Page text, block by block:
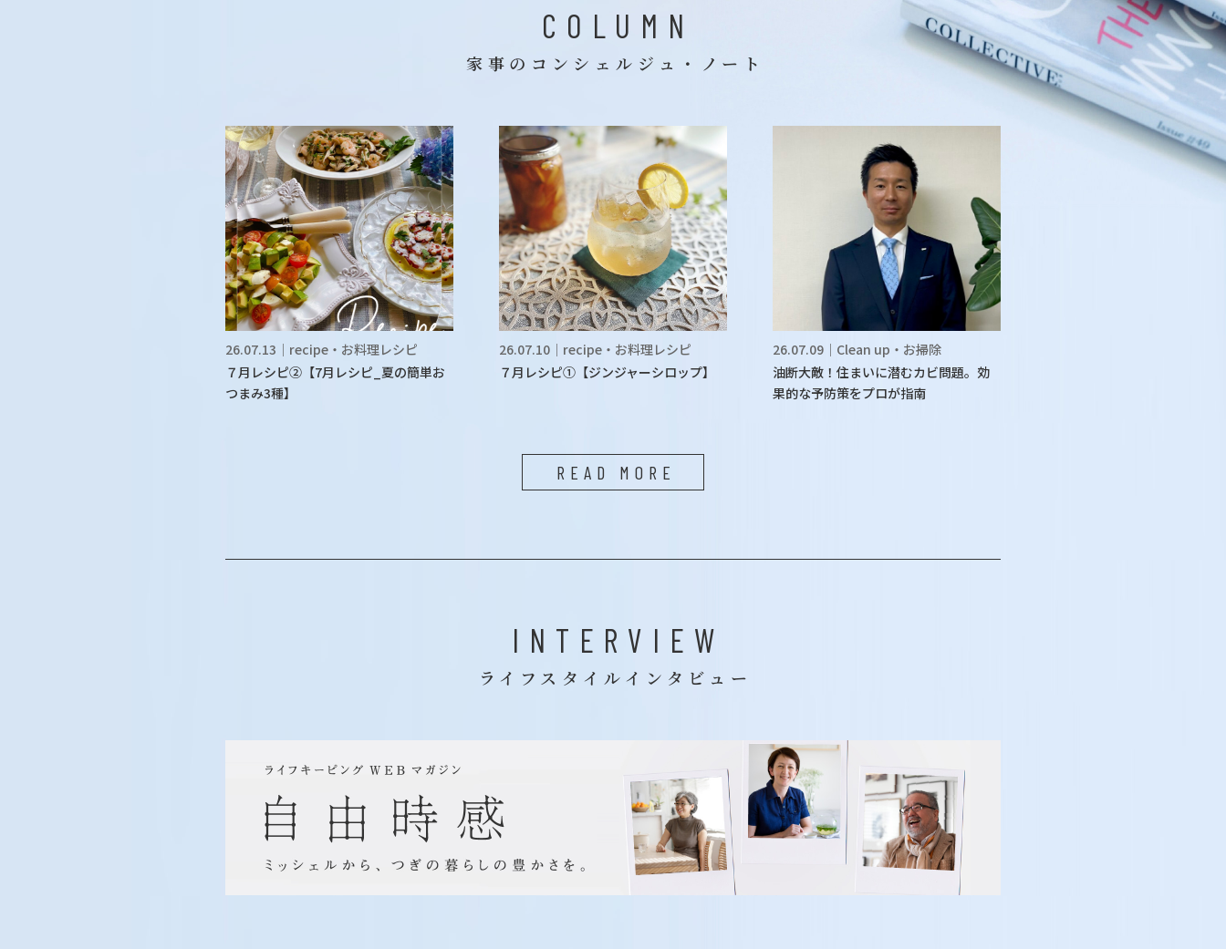
COLUMN
家事のコンシェルジュ・ノート
26.07.13｜recipe・お料理レシピ
７月レシピ②【7月レシピ_夏の簡単お
つまみ3種】
26.07.10｜recipe・お料理レシピ
７月レシピ①【ジンジャーシロップ】
26.07.09｜Clean up・お掃除
油断大敵！住まいに潜むカビ問題。効
果的な予防策をプロが指南
READ MORE
INTERVIEW
ライフスタイルインタビュー